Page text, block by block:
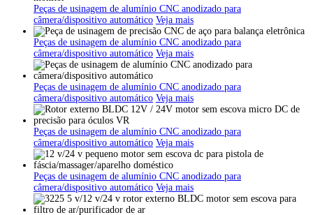
Peças de usinagem de alumínio CNC anodizado para
câmera/dispositivo automático Veja mais
Peças de usinagem de alumínio CNC anodizado para
câmera/dispositivo automático Veja mais
Peças de usinagem de alumínio CNC anodizado para
câmera/dispositivo automático Veja mais
Peças de usinagem de alumínio CNC anodizado para
câmera/dispositivo automático Veja mais
Peças de usinagem de alumínio CNC anodizado para
câmera/dispositivo automático Veja mais